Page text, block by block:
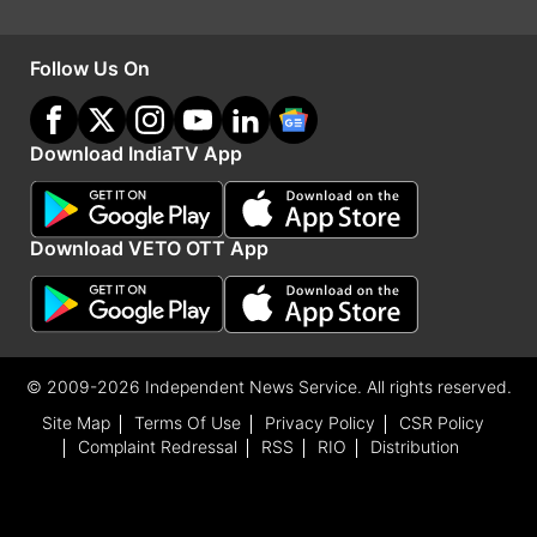
Advertisement
Follow Us On
Download IndiaTV App
Download VETO OTT App
© 2009-2026 Independent News Service. All rights reserved.
Site Map
Terms Of Use Privacy Policy
CSR Policy
Complaint Redressal
RSS RIO Distribution